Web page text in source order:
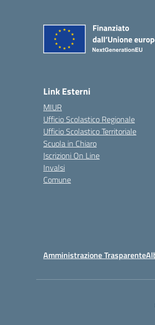
Link Esterni
MIUR
Ufficio Scolastico Regionale
Ufficio Scolastico Territoriale
Scuola in Chiaro
Iscrizioni On Line
Invalsi
Comune
Amministrazione Trasparente